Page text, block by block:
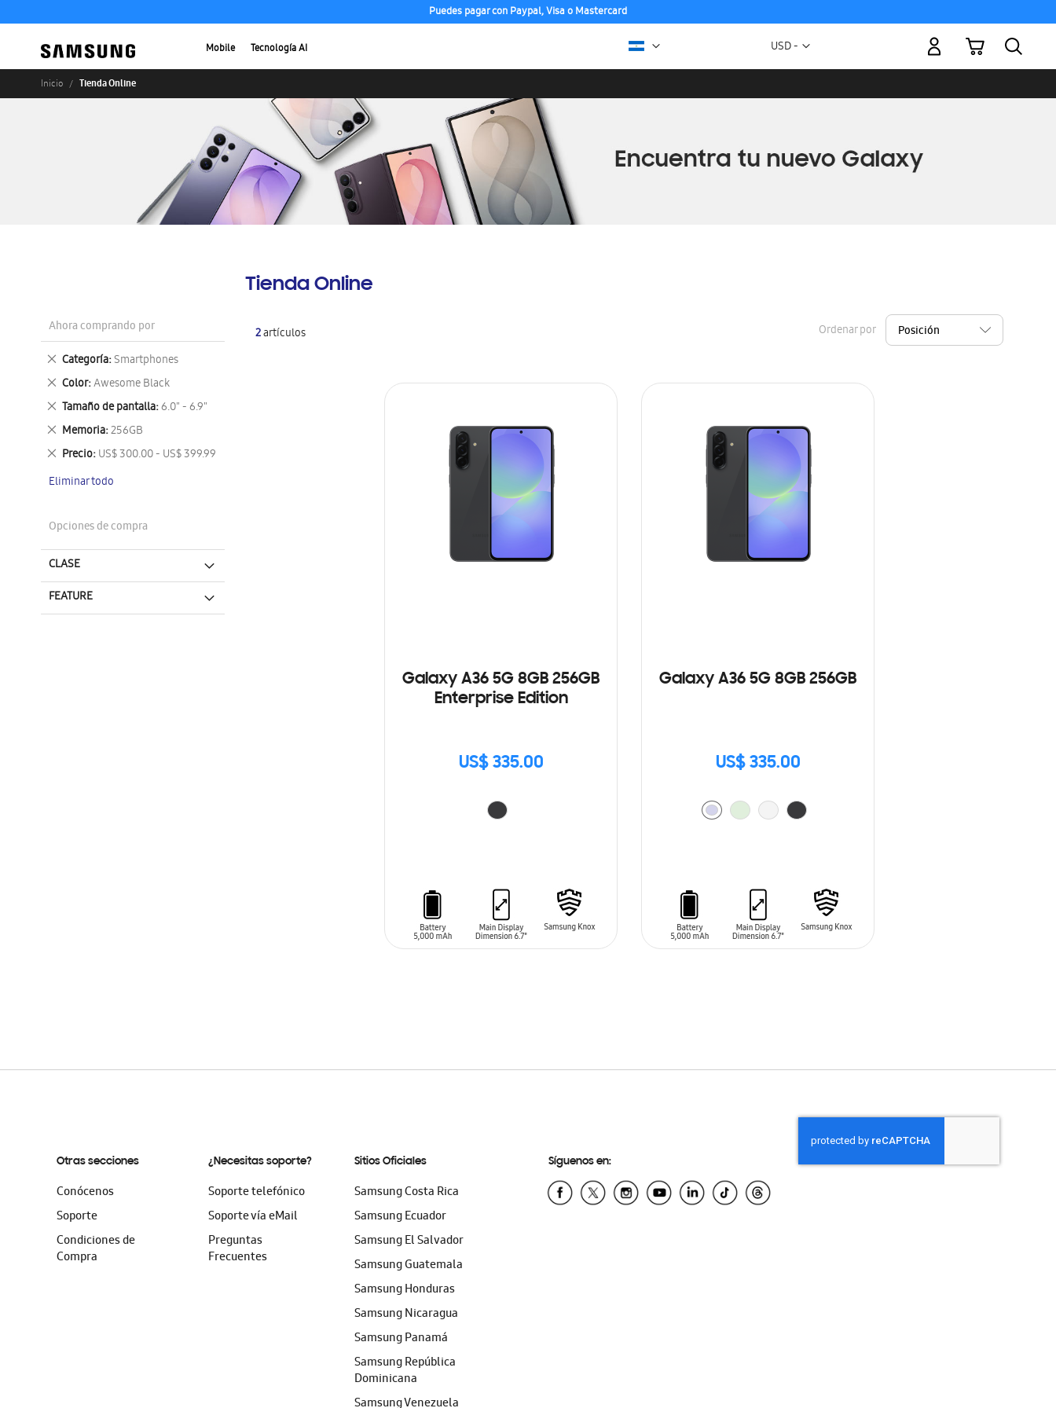
Puedes pagar con Paypal, Visa o Mastercard
Mobile Tecnología AI Moneda
USD -
Mi carrito
Inicio Tienda Online
Tienda Online
2artículos Ordenar por
Galaxy A36 5G 8GB 256GB
Enterprise Edition
US$ 335.00
Galaxy A36 5G 8GB 256GB
US$ 335.00
Ahora comprando por
Categoría Smartphones
Eliminar
este
artículo
Color Awesome Black
Eliminar
este
artículo
Tamaño de pantalla 6.0" - 6.9"
Eliminar
este
artículo
Memoria 256GB
Eliminar
este
artículo
Precio US$ 300.00 - US$ 399.99
Eliminar
artículo
Eliminar todo
Opciones de compra
CLASE
FEATURE
Otras secciones
Conócenos
Soporte
Condiciones de
Compra
¿Necesitas soporte?
Soporte telefónico
Soporte vía eMail
Preguntas
Frecuentes
Sitios Oficiales
Samsung Costa Rica
Samsung Ecuador
Samsung El Salvador
Samsung Guatemala
Samsung Honduras
Samsung Nicaragua
Samsung Panamá
Samsung República
Dominicana
Samsung Venezuela
Síguenos en: